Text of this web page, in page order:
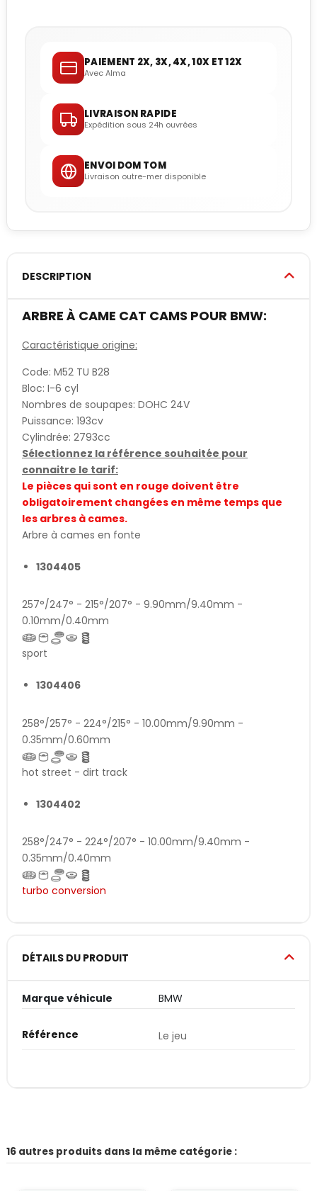
PAIEMENT 2X, 3X, 4X, 10X ET 12X
Avec Alma
LIVRAISON RAPIDE
Expédition sous 24h ouvrées
ENVOI DOM TOM
Livraison outre-mer disponible
DESCRIPTION
ARBRE À CAME CAT CAMS POUR BMW:
Caractéristique origine:
Code: M52 TU B28
Bloc: I-6 cyl
Nombres de soupapes: DOHC 24V
Puissance: 193cv
Cylindrée: 2793cc
Sélectionnez la référence souhaitée pour
connaitre le tarif:
Le pièces qui sont en rouge doivent être
obligatoirement changées en même temps que
les arbres à cames.
Arbre à cames en fonte
1304405
257°/247° - 215°/207° - 9.90mm/9.40mm -
0.10mm/0.40mm
sport
1304406
258°/257° - 224°/215° - 10.00mm/9.90mm -
0.35mm/0.60mm
hot street - dirt track
1304402
258°/247° - 224°/207° - 10.00mm/9.40mm -
0.35mm/0.40mm
turbo conversion
DÉTAILS DU PRODUIT
Marque véhicule BMW
Référence Le jeu
16 autres produits dans la même catégorie :